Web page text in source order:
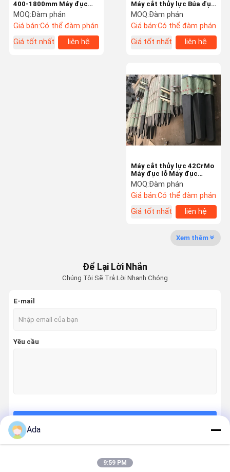
Chuyến
Tham Quan
Kiểm Soát
Chất Lượng
Liên Hệ Với
Tin Tức
Company
News
Máy đào SEAL KIT
Bộ phận ngắt thủy lực
Máy đập búa thủy lực
Bộ phận thủy lực máy xúc
Vít ngắt thủy lực
Máy cắt thủy lực Búa đục
Vật liệu gang Màu mảnh
MOQ:Đàm phán
Giá bán:Có thể đàm phán
Giá tốt nhất
liên hệ
400-1800mm Máy đục
phá bê tông HRC48-52
MOQ:Đàm phán
Giá bán:Có thể đàm phán
Giá tốt nhất
liên hệ
Máy cắt thủy lực 42CrMo
Máy đục lỗ Máy đục
điểm Moil trong ngành
khai thác mỏ
MOQ:Đàm phán
Giá bán:Có thể đàm phán
Giá tốt nhất
liên hệ
Xem thêm
Để Lại Lời Nhắn
Chúng Tôi Sẽ Trả Lời Nhanh Chóng
E-mail
Yêu cầu
Danh Mục Của Chúng Tôi
Ada
9:59 PM